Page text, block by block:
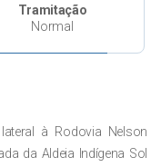
Tramitação
Normal
à Rodovia Nelson
da Aldeia Indígena Sol